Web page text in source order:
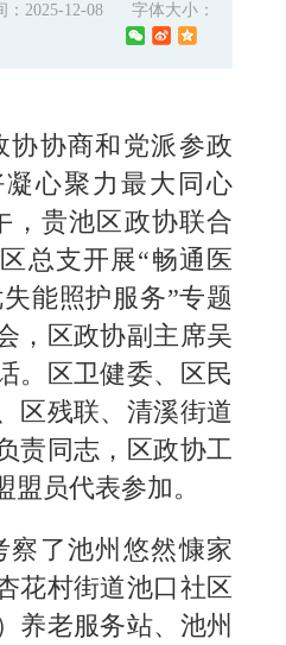
：2025-12-08
字体大小：
协协商和党派参政
心聚力最大同心
，贵池区政协联合
总支开展“畅通医
能照护服务”专题
，区政协副主席吴
。区卫健委、区民
区残联、清溪街道
责同志，区政协工
员代表参加。
察了池州悠然慷家
花村街道池口社区
养老服务站、池州